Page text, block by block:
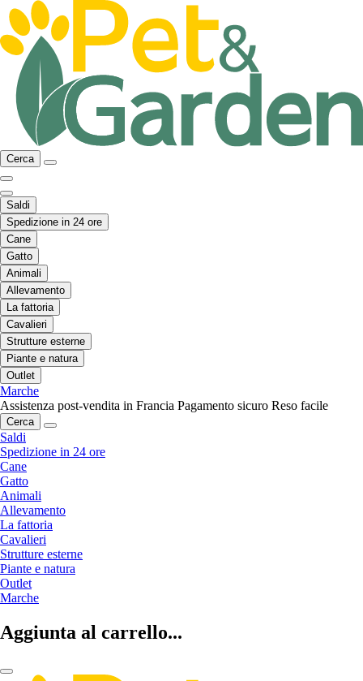
Cerca
Saldi
Spedizione in 24 ore
Cane
Gatto
Animali
Allevamento
La fattoria
Cavalieri
Strutture esterne
Piante e natura
Outlet
Marche
Assistenza post-vendita in Francia Pagamento sicuro Reso facile
Cerca
Saldi
Spedizione in 24 ore
Cane
Gatto
Animali
Allevamento
La fattoria
Cavalieri
Strutture esterne
Piante e natura
Outlet
Marche
Aggiunta al carrello...